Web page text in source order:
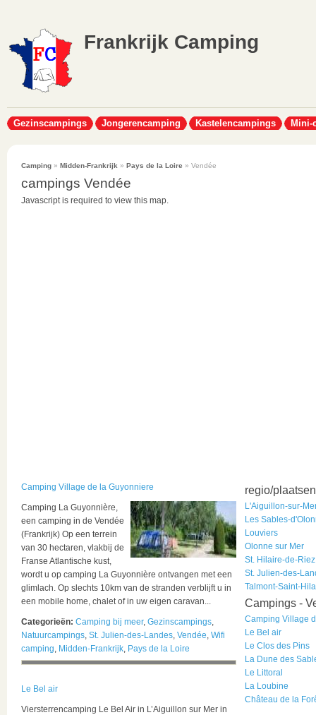
Frankrijk Camping
Gezinscampings Jongerencamping Kastelencampings Mini-
Camping » Midden-Frankrijk » Pays de la Loire » Vendée
campings Vendée
Javascript is required to view this map.
Camping Village de la Guyonniere
Camping La Guyonnière,
een camping in de Vendée
(Frankrijk) Op een terrein
van 30 hectaren, vlakbij de
Franse Atlantische kust,
wordt u op camping La Guyonnière ontvangen met een
glimlach. Op slechts 10km van de stranden verblijft u in
een mobile home, chalet of in uw eigen caravan...
Categorieën: Camping bij meer, Gezinscampings,
Natuurcampings, St. Julien-des-Landes, Vendée, Wifi
camping, Midden-Frankrijk, Pays de la Loire
Le Bel air
Viersterrencamping Le Bel Air in L’Aiguillon sur Mer in
regio/plaatsen
L'Aiguillon-sur-
Les Sables-
Louviers
Olonne sur Mer
St. Hilaire-de-Riez
St. Julien-des-
Talmont-Saint-
Campings -
Camping Village
Le Bel air
Le Clos des Pins
La Dune des
Le Littoral
La Loubine
Château de la